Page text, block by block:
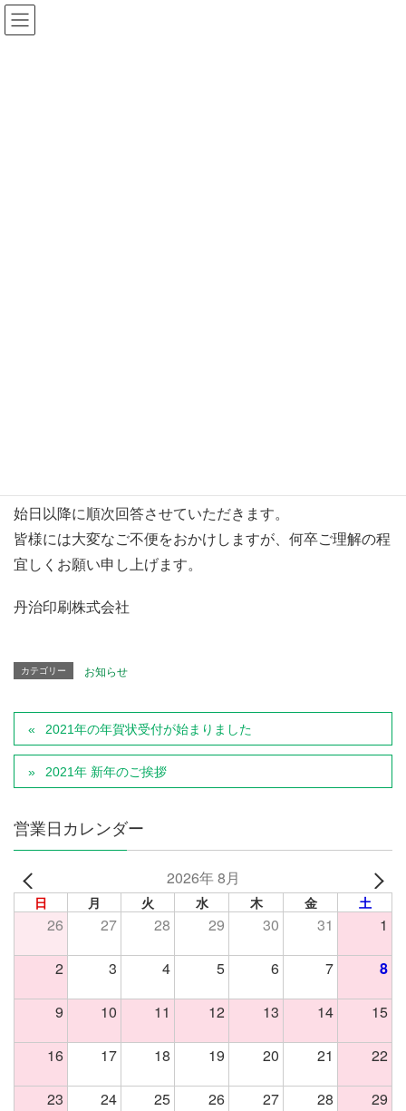
始日以降に順次回答させていただきます。
皆様には大変なご不便をおかけしますが、何卒ご理解の程
宜しくお願い申し上げます。
丹治印刷株式会社
カテゴリー お知らせ
2021年の年賀状受付が始まりました
2021年 新年のご挨拶
営業日カレンダー
2026年 8月
日 月 火 水 木 金 土
26 27 28 29 30 31 1
2 3 4 5 6 7 8
9 10 11 12 13 14 15
16 17 18 19 20 21 22
23 24 25 26 27 28 29